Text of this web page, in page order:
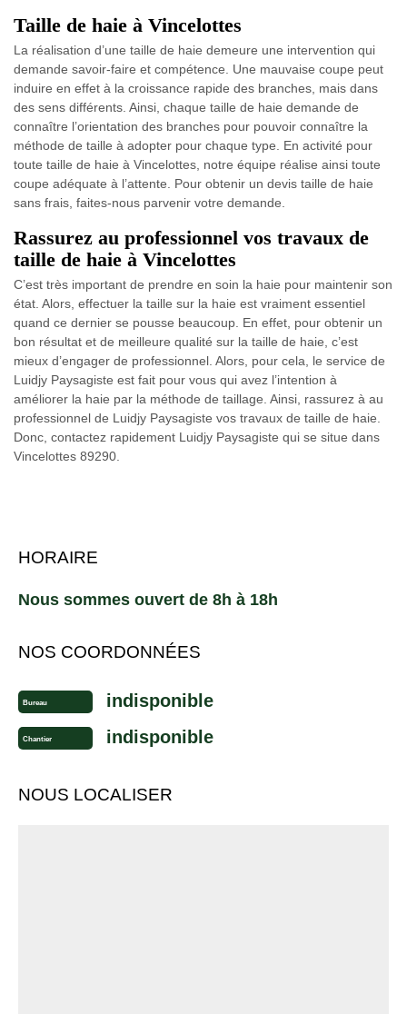
Taille de haie à Vincelottes
La réalisation d’une taille de haie demeure une intervention qui
demande savoir-faire et compétence. Une mauvaise coupe peut
induire en effet à la croissance rapide des branches, mais dans
des sens différents. Ainsi, chaque taille de haie demande de
connaître l’orientation des branches pour pouvoir connaître la
méthode de taille à adopter pour chaque type. En activité pour
toute taille de haie à Vincelottes, notre équipe réalise ainsi toute
coupe adéquate à l’attente. Pour obtenir un devis taille de haie
sans frais, faites-nous parvenir votre demande.
Rassurez au professionnel vos travaux de
taille de haie à Vincelottes
C’est très important de prendre en soin la haie pour maintenir son
état. Alors, effectuer la taille sur la haie est vraiment essentiel
quand ce dernier se pousse beaucoup. En effet, pour obtenir un
bon résultat et de meilleure qualité sur la taille de haie, c’est
mieux d’engager de professionnel. Alors, pour cela, le service de
Luidjy Paysagiste est fait pour vous qui avez l’intention à
améliorer la haie par la méthode de taillage. Ainsi, rassurez à au
professionnel de Luidjy Paysagiste vos travaux de taille de haie.
Donc, contactez rapidement Luidjy Paysagiste qui se situe dans
Vincelottes 89290.
HORAIRE
Nous sommes ouvert de 8h à 18h
NOS COORDONNÉES
Bureau indisponible
Chantier indisponible
NOUS LOCALISER